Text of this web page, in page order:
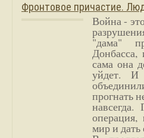
Фронтовое причастие.
Война -
"дама"
Донбасса,
сама она
уйдет. И
прогнать
навсегда.
операция,
мир и